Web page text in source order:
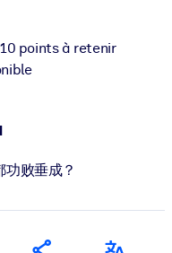
d'apprentissage.
10 points à retenir
败垂成？